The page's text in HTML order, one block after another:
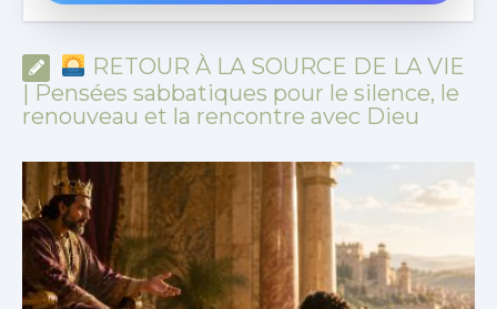
RETOUR À LA SOURCE DE LA VIE
| Pensées sabbatiques pour le silence, le
renouveau et la rencontre avec Dieu